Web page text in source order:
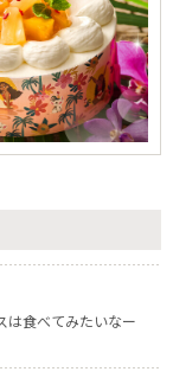
は食べてみたいなー